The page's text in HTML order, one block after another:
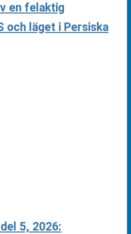
en felaktig
och läget i Persiska
5, 2026: